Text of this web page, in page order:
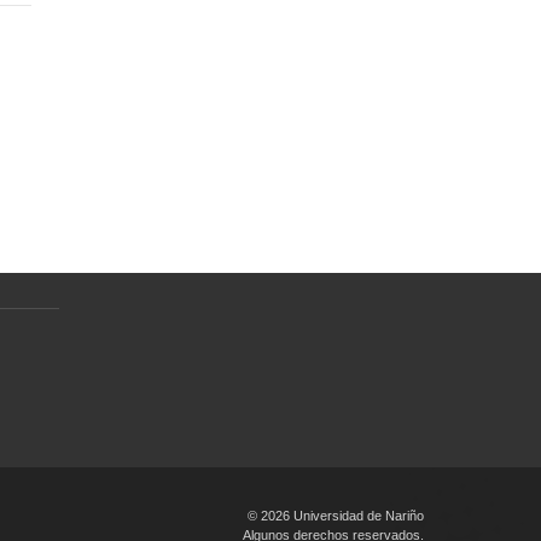
© 2026 Universidad de Nariño
Algunos derechos reservados.